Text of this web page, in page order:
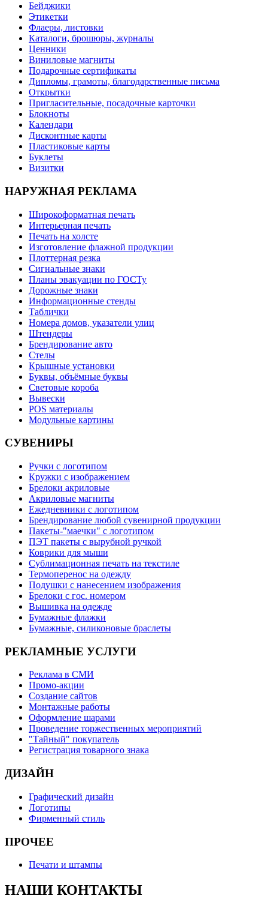
Бейджики
Этикетки
Флаеры, листовки
Каталоги, брошюры, журналы
Ценники
Виниловые магниты
Подарочные сертификаты
Дипломы, грамоты, благодарственные письма
Открытки
Пригласительные, посадочные карточки
Блокноты
Календари
Дисконтные карты
Пластиковые карты
Буклеты
Визитки
НАРУЖНАЯ РЕКЛАМА
Широкоформатная печать
Интерьерная печать
Печать на холсте
Изготовление флажной продукции
Плоттерная резка
Сигнальные знаки
Планы эвакуации по ГОСТу
Дорожные знаки
Информационные стенды
Таблички
Номера домов, указатели улиц
Штендеры
Брендирование авто
Стелы
Крышные установки
Буквы, объёмные буквы
Световые короба
Вывески
POS материалы
Модульные картины
СУВЕНИРЫ
Ручки с логотипом
Кружки с изображением
Брелоки акриловые
Акриловые магниты
Ежедневники с логотипом
Брендирование любой сувенирной продукции
Пакеты-"маечки" с логотипом
ПЭТ пакеты с вырубной ручкой
Коврики для мыши
Сублимационная печать на текстиле
Термоперенос на одежду
Подушки с нанесением изображения
Брелоки с гос. номером
Вышивка на одежде
Бумажные флажки
Бумажные, силиконовые браслеты
РЕКЛАМНЫЕ УСЛУГИ
Реклама в СМИ
Промо-акции
Создание сайтов
Монтажные работы
Оформление шарами
Проведение торжественных мероприятий
"Тайный" покупатель
Регистрация товарного знака
ДИЗАЙН
Графический дизайн
Логотипы
Фирменный стиль
ПРОЧЕЕ
Печати и штампы
НАШИ КОНТАКТЫ